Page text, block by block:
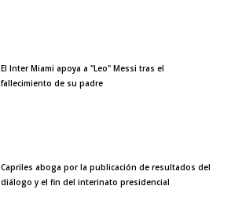
El Inter Miami apoya a "Leo" Messi tras el
fallecimiento de su padre
Capriles aboga por la publicación de resultados del
diálogo y el fin del interinato presidencial